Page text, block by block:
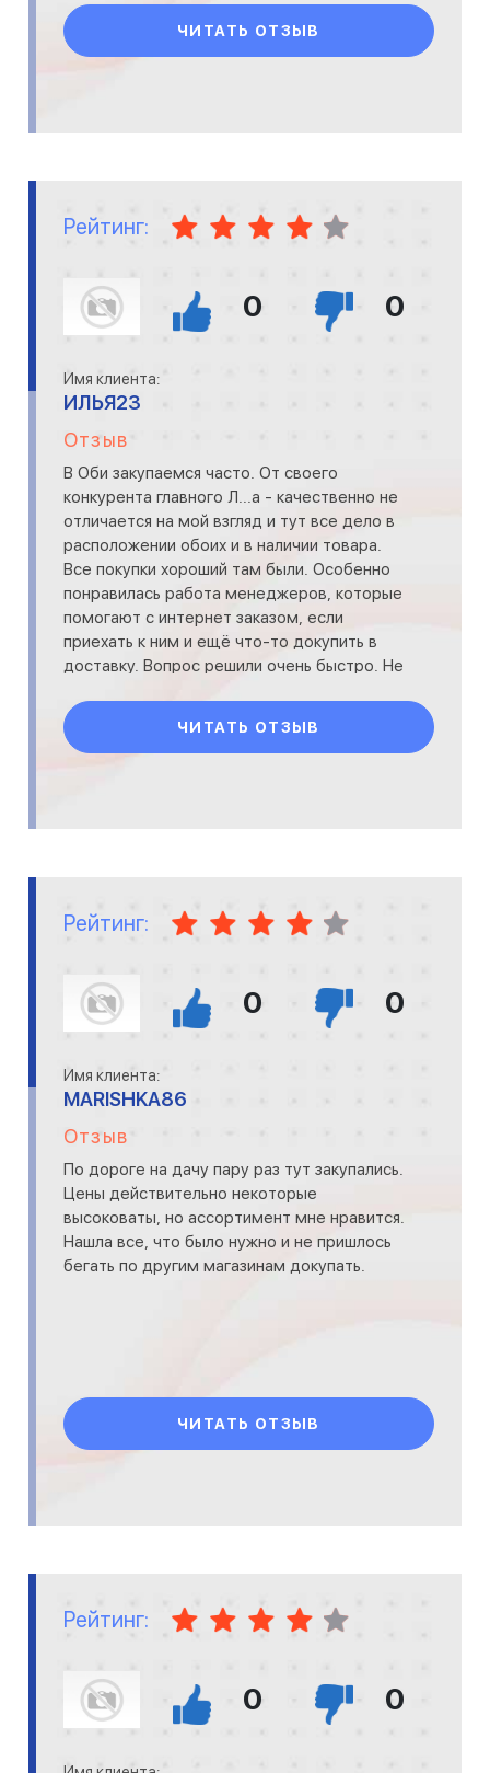
ЧИТАТЬ ОТЗЫВ
Рейтинг:
0 0
Имя клиента:
ИЛЬЯ23
Отзыв
В Оби закупаемся часто. От своего
конкурента главного Л...а - качественно не
отличается на мой взгляд и тут все дело в
расположении обоих и в наличии товара.
Все покупки хороший там были. Особенно
понравилась работа менеджеров, которые
помогают с интернет заказом, если
приехать к ним и ещё что-то докупить в
доставку. Вопрос решили очень быстро. Не
ЧИТАТЬ ОТЗЫВ
Рейтинг:
0 0
Имя клиента:
MARISHKA86
Отзыв
По дороге на дачу пару раз тут закупались.
Цены действительно некоторые
высоковаты, но ассортимент мне нравится.
Нашла все, что было нужно и не пришлось
бегать по другим магазинам докупать.
ЧИТАТЬ ОТЗЫВ
Рейтинг:
0 0